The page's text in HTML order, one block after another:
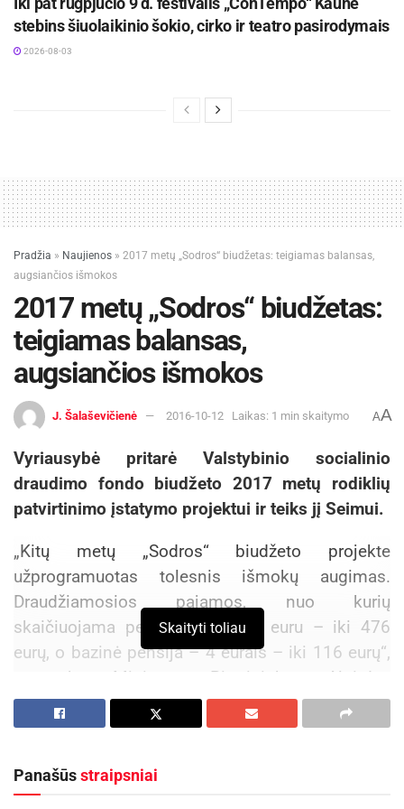
stebins šiuolaikinio šokio, cirko ir teatro pasirodymais
2026-08-03
Pradžia » Naujienos » 2017 metų „Sodros“ biudžetas: teigiamas balansas,
augsiančios išmokos
2017 metų „Sodros“ biudžetas:
teigiamas balansas,
augsiančios išmokos
J. Šalaševičienė 2016-10-12 Laikas: 1 min skaitymo AA
Vyriausybė pritarė Valstybinio socialinio
draudimo fondo biudžeto 2017 metų rodiklių
patvirtinimo įstatymo projektui ir teiks jį Seimui.
„Kitų metų „Sodros“ biudžeto projekte
užprogramuotas tolesnis išmokų augimas.
Draudžiamosios pajamos, nuo kurių
skaičiuojama pensija, augs 31 euru – iki 476
eurų, o bazinė pensija – 4 eurais – iki 116 eurų“,
– sako Ministras Pirmininkas Algirdas
Butkevičius.
Skaityti toliau
Panašūsstraipsniai